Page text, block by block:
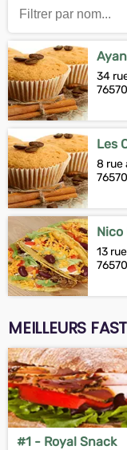
34
Les
8 rue
Nico
13
MEILLEURS
#1 - Royal Snack